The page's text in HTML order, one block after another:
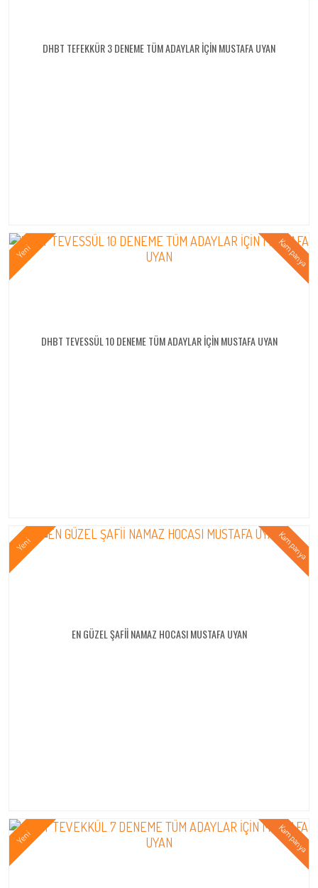
DHBT TEFEKKÜR 3 DENEME TÜM ADAYLAR İÇİN MUSTAFA UYAN
DHBT TEVESSÜL 10 DENEME TÜM ADAYLAR İÇİN MUSTAFA UYAN
EN GÜZEL ŞAFİİ NAMAZ HOCASI MUSTAFA UYAN